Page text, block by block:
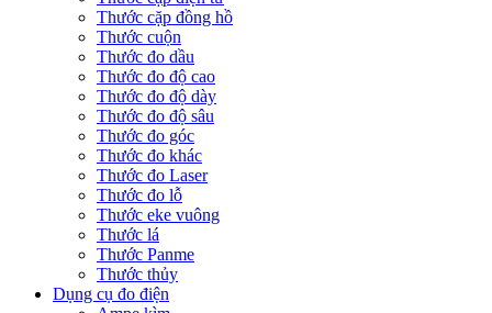
Thước cặp đồng hồ
Thước cuộn
Thước đo dầu
Thước đo độ cao
Thước đo độ dày
Thước đo độ sâu
Thước đo góc
Thước đo khác
Thước đo Laser
Thước đo lỗ
Thước eke vuông
Thước lá
Thước Panme
Thước thủy
Dụng cụ đo điện